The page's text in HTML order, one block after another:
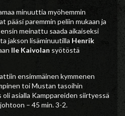
minuuttia myöhemmin
pääsi paremmin peliin mukaan ja
meinattu saada aikaiseksi
jakson lisäminuutilla Henrik
Ile Kaivolan syötöstä
ensimmäinen kymmenen
toi Mustan tasoihin
oli asialla Kamppareiden siirtyessä
– 45 min. 3-2.